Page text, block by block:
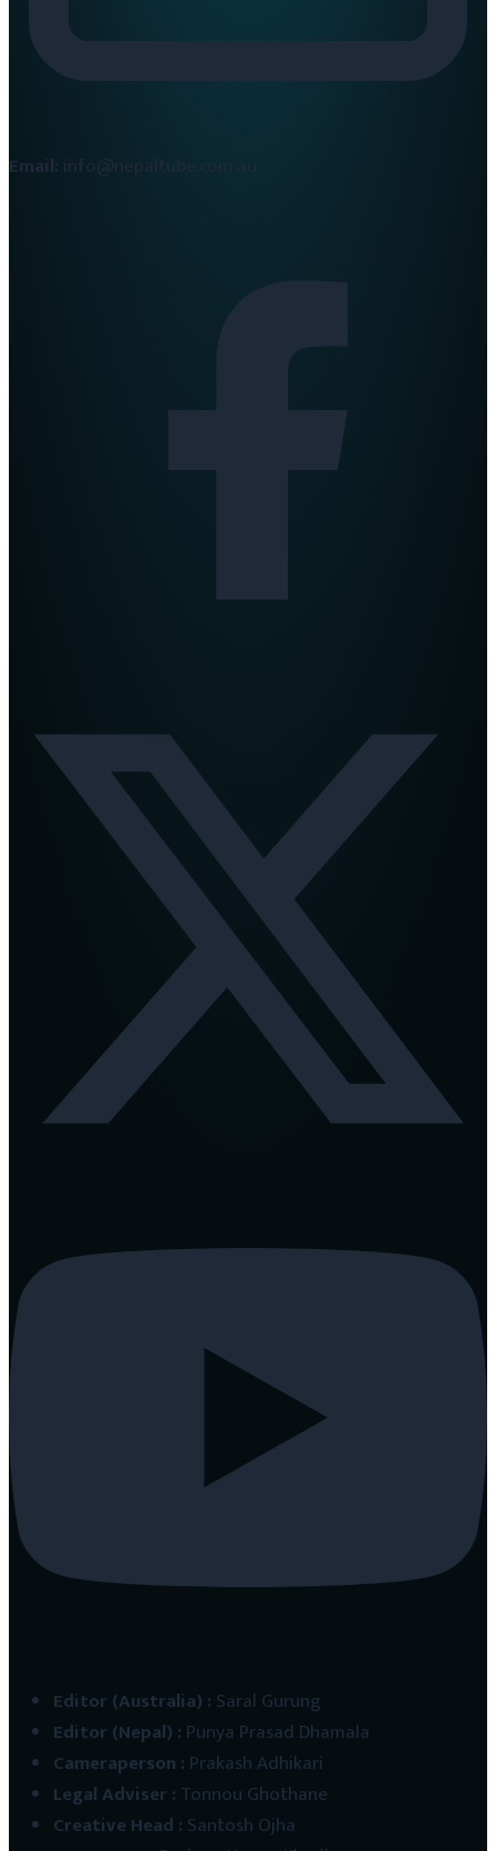
Email:
Editor (Australia) : Saral Gurung
Editor (Nepal) : Punya Prasad Dhamala
Cameraperson : Prakash Adhikari
Legal Adviser: Tonnou Ghothane
Creative Head : Santosh Ojha